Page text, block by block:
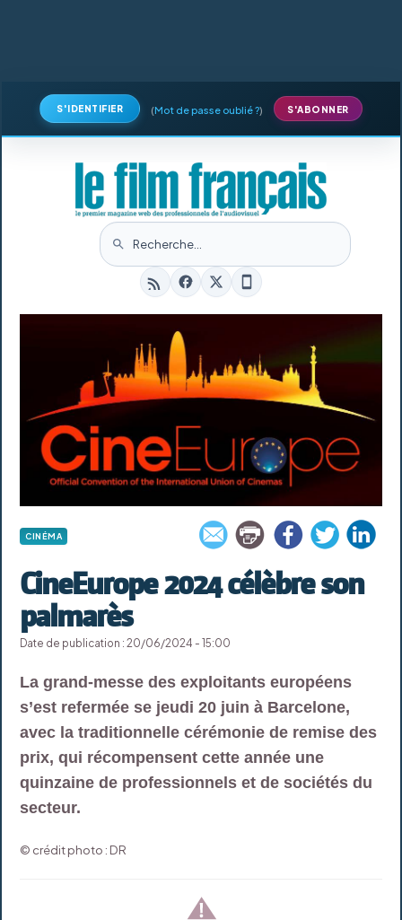
S'IDENTIFIER (Mot de passe oublié ?) S'ABONNER
CINÉMA
CineEurope 2024 célèbre son
palmarès
Date de publication : 20/06/2024 - 15:00
La grand-messe des exploitants européens
s’est refermée se jeudi 20 juin à Barcelone,
avec la traditionnelle cérémonie de remise des
prix, qui récompensent cette année une
quinzaine de professionnels et de sociétés du
secteur.
© crédit photo : DR